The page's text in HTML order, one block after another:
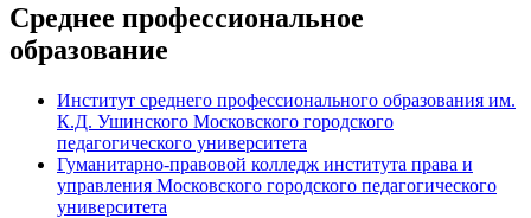
Среднее профессиональное
образование
Институт среднего профессионального образования им.
К.Д. Ушинского Московского городского
педагогического университета
Гуманитарно-правовой колледж института права и
управления Московского городского педагогического
университета